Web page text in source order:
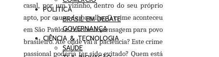
POLÍTICA
BRASIL EM DEBATE
GOVERNANÇA
CIÊNCIA & TECNOLOGIA
SAÚDE
casal, por um vizinho, dentro do seu próprio
apto, por causa de barulho. O crime aconteceu
em São Paulo e trás uma mensagem para povo
brasileiro. Até onde vai a paciência? Este crime
passional poderia ter sido evitado? Quem está